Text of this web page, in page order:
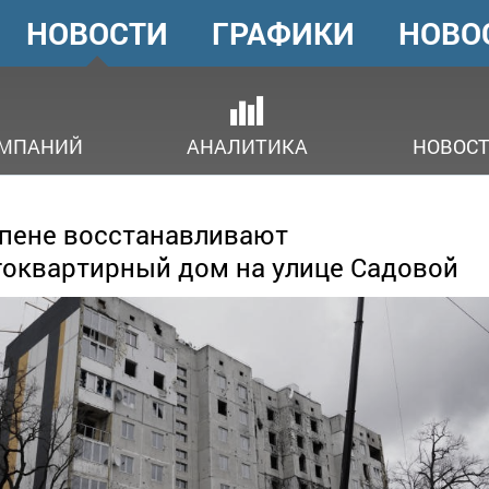
ГОЛОВНЕ
МЕНЮ
НОВОСТИ
АНАЛИТИКА
ГРАФИКИ
восстанавливают
дом на улице Садовой